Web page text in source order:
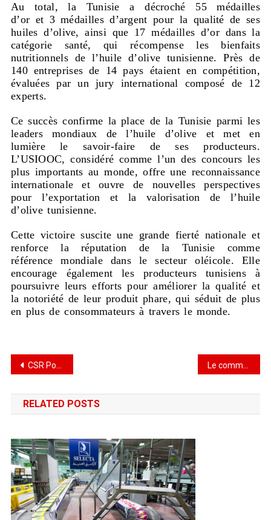
Au total, la Tunisie a décroché 55 médailles
d’or et 3 médailles d’argent pour la qualité de ses
huiles d’olive, ainsi que 17 médailles d’or dans la
catégorie santé, qui récompense les bienfaits
nutritionnels de l’huile d’olive tunisienne. Près de
140 entreprises de 14 pays étaient en compétition,
évaluées par un jury international composé de 12
experts.
Ce succès confirme la place de la Tunisie parmi les
leaders mondiaux de l’huile d’olive et met en
lumière le savoir-faire de ses producteurs.
L’USIOOC, considéré comme l’un des concours les
plus importants au monde, offre une reconnaissance
internationale et ouvre de nouvelles perspectives
pour l’exportation et la valorisation de l’huile
d’olive tunisienne.
Cette victoire suscite une grande fierté nationale et
renforce la réputation de la Tunisie comme
référence mondiale dans le secteur oléicole. Elle
encourage également les producteurs tunisiens à
poursuivre leurs efforts pour améliorer la qualité et
la notoriété de leur produit phare, qui séduit de plus
en plus de consommateurs à travers le monde.
CSR Power Forum 2025 : L’intelligence artificielle au service de la RSE
RELATED POSTS